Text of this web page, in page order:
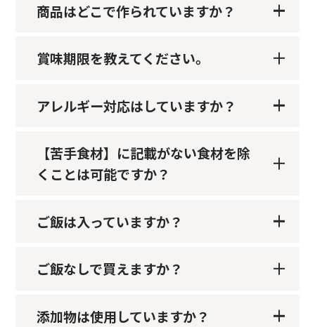
商品はどこで作られていますか？
賞味期限を教えてください。
アレルギー対応はしていますか？
【苦手食材】に記載がない食材を除
くことは可能ですか？
ご飯は入っていますか？
ご飯なしで買えますか？
添加物は使用していますか？